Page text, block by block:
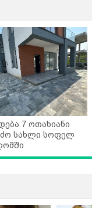
7 ოთახიანი
სახლი სოფელ